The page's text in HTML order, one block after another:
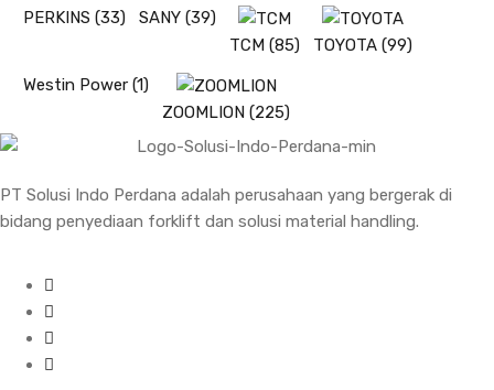
PERKINS (33) SANY (39)
TCM (85) TOYOTA (99)
Westin Power (1)
ZOOMLION (225)
PT Solusi Indo Perdana adalah perusahaan yang bergerak di
bidang penyediaan forklift dan solusi material handling.